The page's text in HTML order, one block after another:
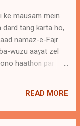
ke mausam mein
tang karta ho,
namaz-e-Fajr
wuzu aayat zel
haathon par
yeh hai:
samawati wal-
READ MORE